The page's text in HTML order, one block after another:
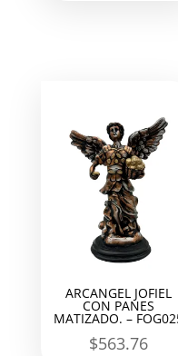
ARCANGEL JOFIEL
CON PANES
MATIZADO. –
$563.76